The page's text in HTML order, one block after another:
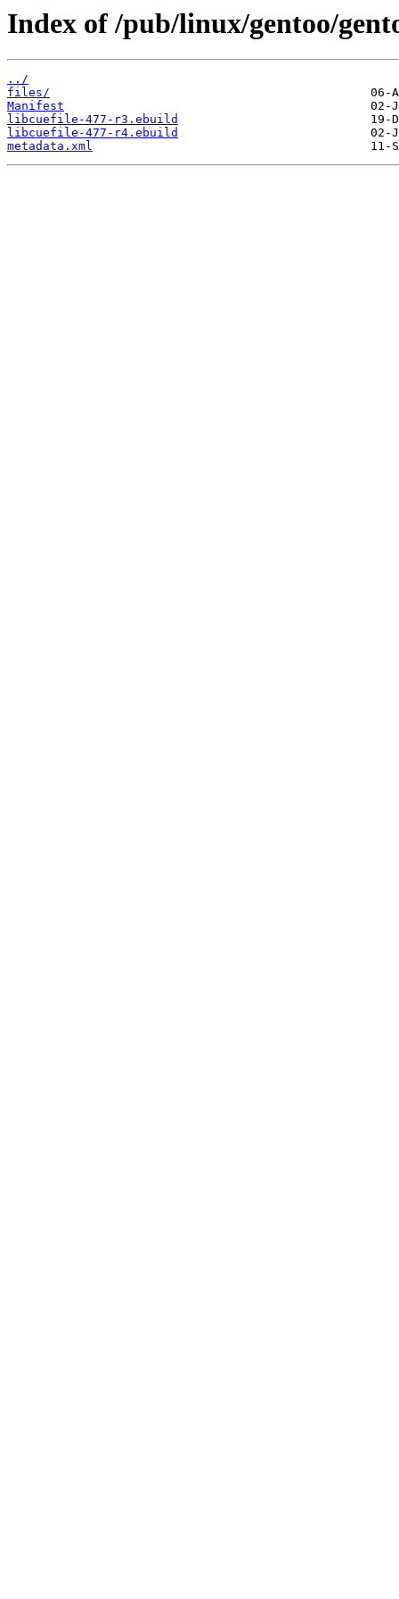
Index of /pub/linux/gentoo/
../
files/
Manifest
libcuefile-477-r3.ebuild
libcuefile-477-r4.ebuild
metadata.xml